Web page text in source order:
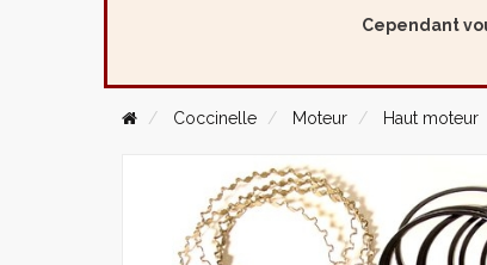
Cependant
Coccinelle Moteur Haut moteur